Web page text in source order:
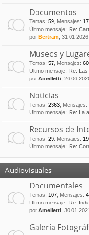
Documentos
Temas: 59 Mensajes:
Último mensaje:
Re:
por Bertram , 31 01 2026
Museos y
Temas: 57 Mensajes:
Último mensaje:
Re:
por Amelletti , 26 06
Noticias
Temas: 2363 Mensajes:
Último mensaje:
Re: La
Recursos de
Temas: 29 Mensajes:
Último mensaje:
Re:
Audiovisuales
Documentales
Temas: 107 Mensajes:
Último mensaje:
Re:
por Amelletti , 30 01 2021
Galería